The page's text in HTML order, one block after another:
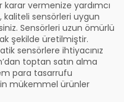
karar vermenize yardımcı
kaliteli sensörleri uygun
Sensörleri uzun ömürlü
şekilde üretilmiştir.
sensörlere ihtiyacınız
toptan satın alma
para tasarrufu
mükemmel ürünler